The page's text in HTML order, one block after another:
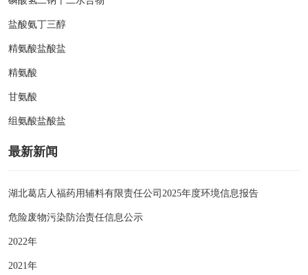
盐酸氨丁三醇
精氨酸盐酸盐
精氨酸
甘氨酸
组氨酸盐酸盐
最新新闻
湖北葛店人福药用辅料有限责任公司2025年度环境信息报告
危险废物污染防治责任信息公示
2022年
2021年